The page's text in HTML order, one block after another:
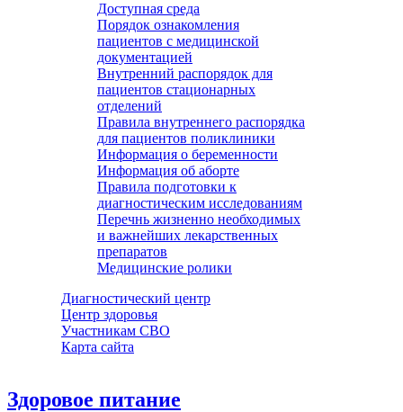
Доступная среда
Порядок ознакомления
пациентов с медицинской
документацией
Внутренний распорядок для
пациентов стационарных
отделений
Правила внутреннего распорядка
для пациентов поликлиники
Информация о беременности
Информация об аборте
Правила подготовки к
диагностическим исследованиям
Перечнь жизненно необходимых
и важнейших лекарственных
препаратов
Медицинские ролики
Диагностический центр
Центр здоровья
Участникам СВО
Карта сайта
Здоровое питание